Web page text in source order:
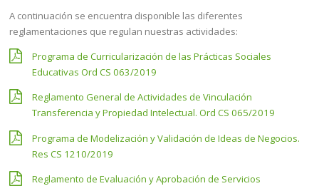
A continuación se encuentra disponible las diferentes
reglamentaciones que regulan nuestras actividades:
Programa de Curricularización de las Prácticas Sociales
Educativas Ord CS 063/2019
Reglamento General de Actividades de Vinculación
Transferencia y Propiedad Intelectual. Ord CS 065/2019
Programa de Modelización y Validación de Ideas de Negocios.
Res CS 1210/2019
Reglamento de Evaluación y Aprobación de Servicios